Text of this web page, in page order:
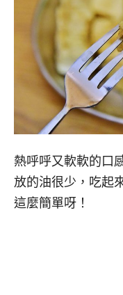
熱呼呼又軟軟的口
放的油很少，吃起
這麼簡單呀！